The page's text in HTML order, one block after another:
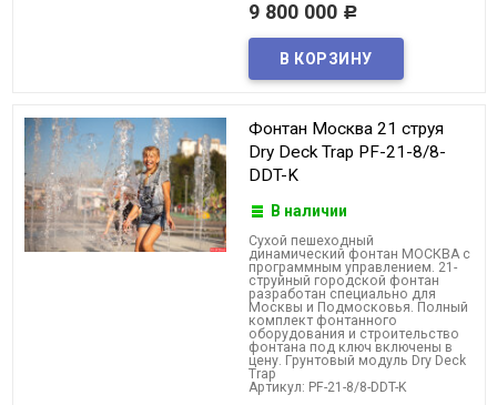
9 800 000 Р
Фонтан Москва 21 струя
Dry Deck Trap PF-21-8/8-
DDT-K
В наличии
Cухой пешеходный
динамический фонтан МОСКВА с
программным управлением. 21-
струйный городской фонтан
разработан специально для
Москвы и Подмосковья. Полный
комплект фонтанного
оборудования и строительство
фонтана под ключ включены в
цену. Грунтовый модуль Dry Deck
Trap
Артикул: PF-21-8/8-DDT-K